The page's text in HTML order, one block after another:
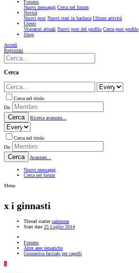
Forums
Nuovi messaggi Cerca nel forum
Novità
Nuovi post Nuovi stati in bacheca Ultime attività
Utenti
Visitatori attuali Nuovi post del profilo Cerca post profilo
Shop
Accedi
Registrati
Cerca
Cerca nel titolo
Da:
Cerca Ricerca avanzata...
Cerca nel titolo
Da:
Cerca Avanzate...
Nuovi messaggi
Cerca nel forum
Menu
x i ginnasti
Thread starter saintnear
Start date 25 Luglio 2014
Forums
Altre aree tematiche
Ginnastica facciale per capelli
S